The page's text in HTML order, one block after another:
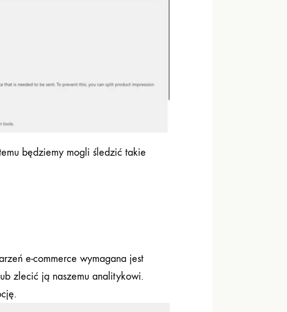
będziemy mogli śledzić takie
e-commerce wymagana jest
zlecić ją naszemu analitykowi.